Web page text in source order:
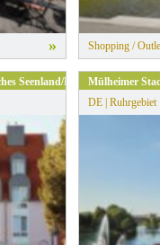
» Shopping /
Seenland/Naturpark
Mülheimer
DE | Ruhrgebiet